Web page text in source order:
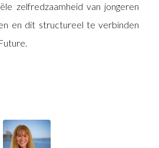
zelfredzaamheid van jongeren
en dit structureel te verbinden